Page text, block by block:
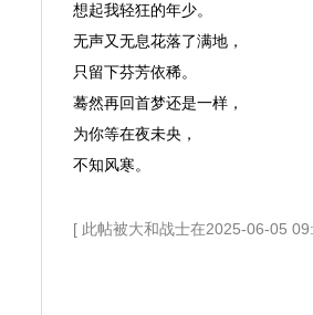
想起我轻狂的年少。
无声又无息花落了满地，
只留下芬芳依稀。
蓦然再回首梦还是一样，
为你等在夜未央，
不知风寒。
[ 此帖被大和战士在2025-06-05